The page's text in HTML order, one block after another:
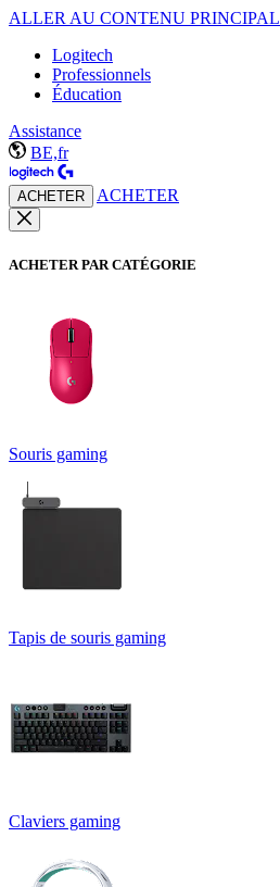
ALLER AU CONTENU PRINCIPAL
Logitech
Professionnels
Éducation
Assistance
BE,fr
ACHETER ACHETER
ACHETER PAR CATÉGORIE
Souris gaming
Tapis de souris gaming
Claviers gaming